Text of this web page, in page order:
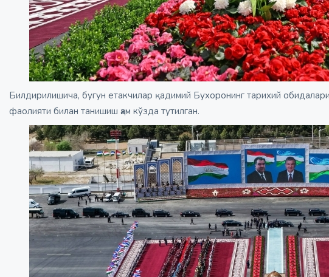
Билдирилишича, бугун етакчилар қадимий Бухоронинг тарихий
фаолияти билан танишиш ҳам кўзда тутилган.